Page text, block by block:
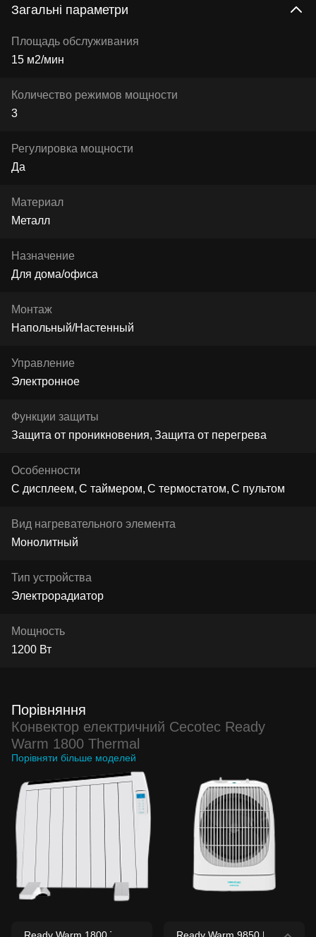
Загальні параметри
Площадь обслуживания
15 м2/мин
Количество режимов мощности
3
Регулировка мощности
Да
Материал
Металл
Назначение
Для дома/офиса
Монтаж
Напольный/Настенный
Управление
Электронное
Функции защиты
Защита от проникновения Защита от перегрева
Особенности
С дисплеем С таймером С термостатом С пультом
Вид нагревательного элемента
Монолитный
Тип устройства
Электрорадиатор
Мощность
1200 Вт
Порівняння
Конвектор електричний Cecotec Ready
Warm 1800 Thermal
Порівняти більше моделей